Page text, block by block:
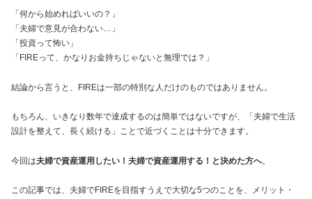
「何から始めればいいの？」
「夫婦で意見が合わない…」
「投資って怖い」
「FIREって、かなりお金持ちじゃないと無理では？」
結論から言うと、FIREは一部の特別な人だけのものではありません。
もちろん、いきなり数年で達成するのは簡単ではないですが、「夫婦で生活
設計を整えて、長く続ける」ことで近づくことは十分できます。
今回は夫婦で資産運用したい！夫婦で資産運用する！と決めた方へ。
この記事では、夫婦でFIREを目指すうえで大切な5つのことを、メリット・